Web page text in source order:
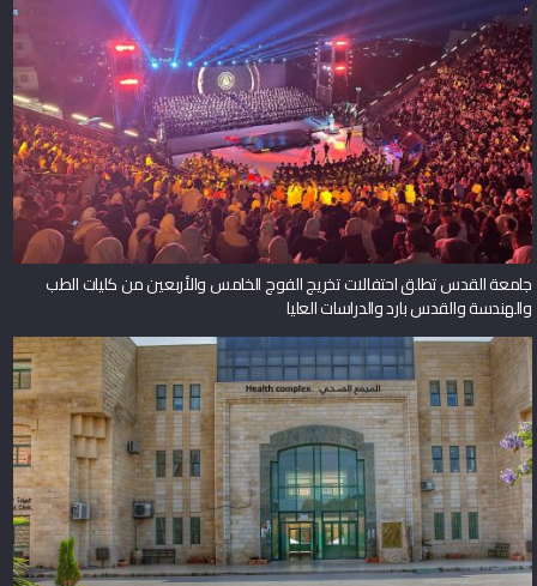
جامعة القدس تطلق احتفالات تخريج الفوج الخامس والأربعين من كليات الطب
والهندسة والقدس بارد والدراسات العليا